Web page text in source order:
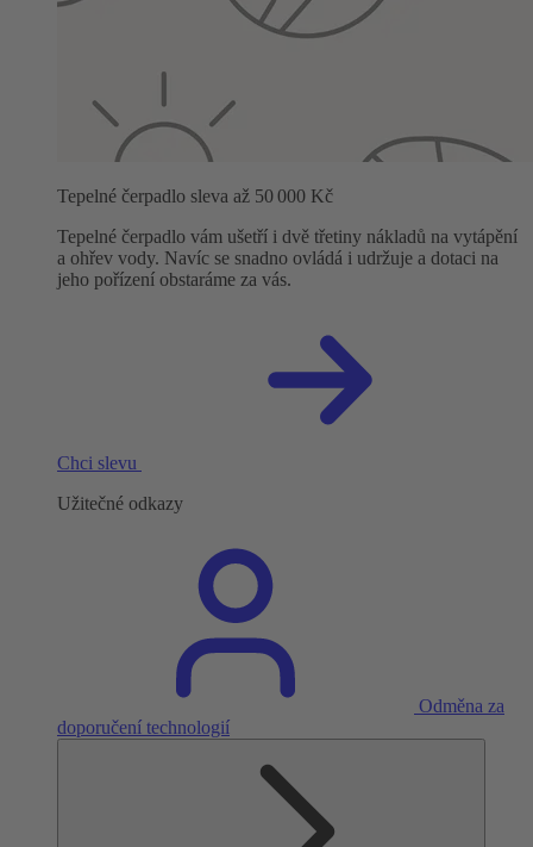
Tepelné čerpadlo sleva až 50 000 Kč
Tepelné čerpadlo vám ušetří i dvě třetiny nákladů na vytápění
a ohřev vody. Navíc se snadno ovládá i udržuje a dotaci na
jeho pořízení obstaráme za vás.
Chci slevu
Užitečné odkazy
Odměna za
doporučení technologií